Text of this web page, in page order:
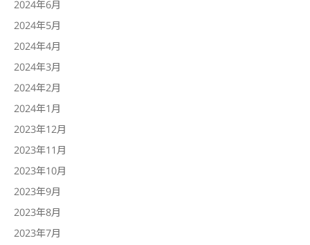
2024年6月
2024年5月
2024年4月
2024年3月
2024年2月
2024年1月
2023年12月
2023年11月
2023年10月
2023年9月
2023年8月
2023年7月